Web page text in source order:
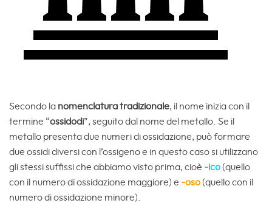
Secondo la nomenclatura tradizionale, il nome inizia con il
termine “ossidodi”, seguito dal nome del metallo. Se il
metallo presenta due numeri di ossidazione, può formare
due ossidi diversi con l’ossigeno e in questo caso si utilizzano
gli stessi suffissi che abbiamo visto prima, cioè -ico(quello
con il numero di ossidazione maggiore) e -oso(quello con il
numero di ossidazione minore).